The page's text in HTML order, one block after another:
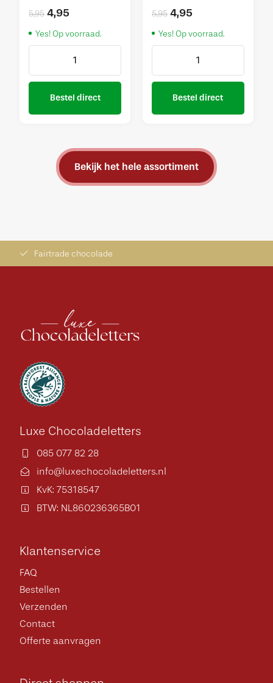
5,95 4,95
Yes! Op voorraad.
Bestel direct
5,95 4,95
Yes! Op voorraad.
Bestel direct
Bekijk het hele assortiment
Fairtrade chocolade
Luxe Chocoladeletters
085 077 82 28
info@luxechocoladeletters.nl
KvK: 75318547
BTW: NL860236365B01
Klantenservice
FAQ
Bestellen
Verzenden
Contact
Offerte aanvragen